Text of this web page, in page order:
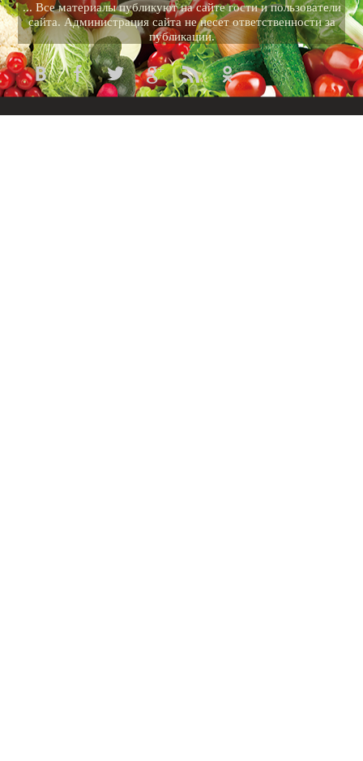
... Все материалы публикуют на сайте гости и пользователи
сайта. Администрация сайта не несет ответственности за
публикации.